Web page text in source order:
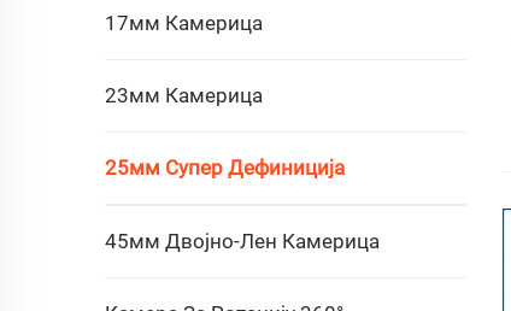
17мм Камерица
23мм Камерица
25мм Супер Дефиниција
45мм Двојно-Лен Камерица